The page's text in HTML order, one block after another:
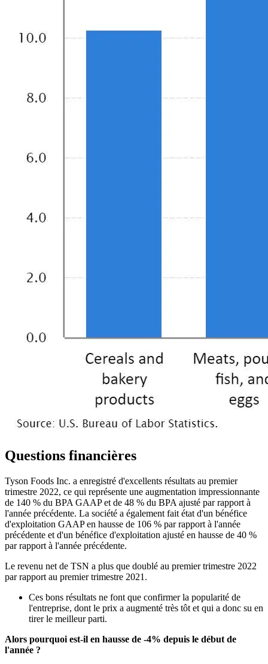
Questions financières
Tyson Foods Inc. a enregistré d'excellents résultats au premier
trimestre 2022, ce qui représente une augmentation impressionnante
de 140 % du BPA GAAP et de 48 % du BPA ajusté par rapport à
l'année précédente. La société a également fait état d'un bénéfice
d'exploitation GAAP en hausse de 106 % par rapport à l'année
précédente et d'un bénéfice d'exploitation ajusté en hausse de 40 %
par rapport à l'année précédente.
Le revenu net de TSN a plus que doublé au premier trimestre 2022
par rapport au premier trimestre 2021.
Ces bons résultats ne font que confirmer la popularité de
l'entreprise, dont le prix a augmenté très tôt et qui a donc su en
tirer le meilleur parti.
Alors pourquoi est-il en hausse de -4% depuis le début de
l'année ?